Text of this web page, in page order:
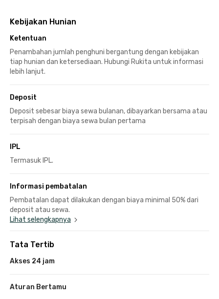
Kebijakan Hunian
Ketentuan
Penambahan jumlah penghuni bergantung dengan kebijakan
tiap hunian dan ketersediaan. Hubungi Rukita untuk informasi
lebih lanjut.
Deposit
Deposit sebesar biaya sewa bulanan, dibayarkan bersama atau
terpisah dengan biaya sewa bulan pertama
IPL
Termasuk IPL.
Informasi pembatalan
Pembatalan dapat dilakukan dengan biaya minimal 50% dari
deposit atau sewa.
Lihat selengkapnya
Tata Tertib
Akses 24 jam
Aturan Bertamu